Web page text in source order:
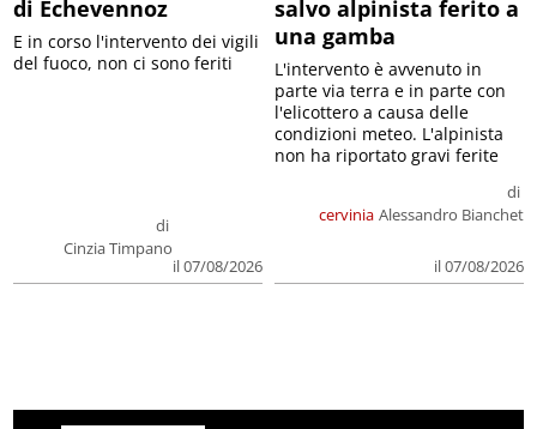
di Echevennoz
di
Cinzia Timpano
il 07/08/2026
E in corso l'intervento dei vigili
del fuoco, non ci sono feriti
salvo alpinista ferito a
una gamba
cervinia
di
Alessandro Bianchet
il 07/08/2026
L'intervento è avvenuto in
parte via terra e in parte con
l'elicottero a causa delle
condizioni meteo. L'alpinista
non ha riportato gravi ferite